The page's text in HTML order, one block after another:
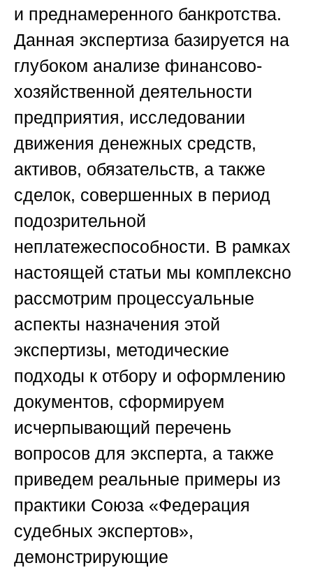
и преднамеренного банкротства.
Данная экспертиза базируется на
глубоком анализе финансово-
хозяйственной деятельности
предприятия, исследовании
движения денежных средств,
активов, обязательств, а также
сделок, совершенных в период
подозрительной
неплатежеспособности. В рамках
настоящей статьи мы комплексно
рассмотрим процессуальные
аспекты назначения этой
экспертизы, методические
подходы к отбору и оформлению
документов, сформируем
исчерпывающий перечень
вопросов для эксперта, а также
приведем реальные примеры из
практики Союза «Федерация
судебных экспертов»,
демонстрирующие